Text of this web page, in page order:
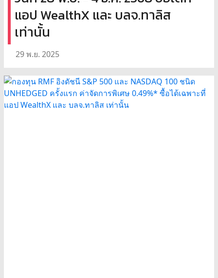
แอป WealthX และ บลจ.ทาลิส
เท่านั้น
29 พ.ย. 2025